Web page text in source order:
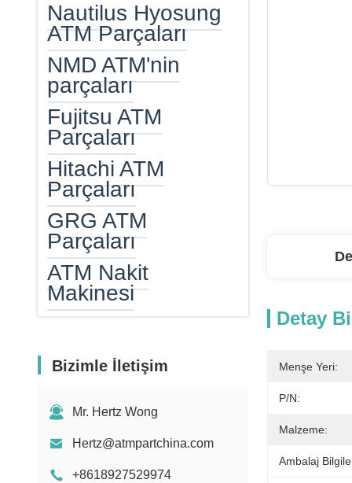
Nautilus Hyosung
ATM Parçaları
NMD ATM'nin
parçaları
Fujitsu ATM
Parçaları
Hitachi ATM
Parçaları
GRG ATM
Parçaları
ATM Nakit
Makinesi
ATM Nakit Kaseti
ATM EPP
ATM Isıtıcı
Banknot Sayım
Makinesi
Bizimle İletişim
Mr. Hertz Wong
Hertz@atmpartchina.com
+8618927529974
Detay
Menşe Yeri:
P/N:
Malzeme:
Ambalaj